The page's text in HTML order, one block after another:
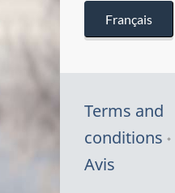
Français
Terms and
conditions
Avis